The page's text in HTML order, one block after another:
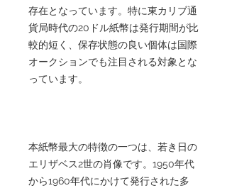
存在となっています。特に東カリブ通
貨局時代の20ドル紙幣は発行期間が比
較的短く、保存状態の良い個体は国際
オークションでも注目される対象とな
っています。
本紙幣最大の特徴の一つは、若き日の
エリザベス2世の肖像です。1950年代
から1960年代にかけて発行された多